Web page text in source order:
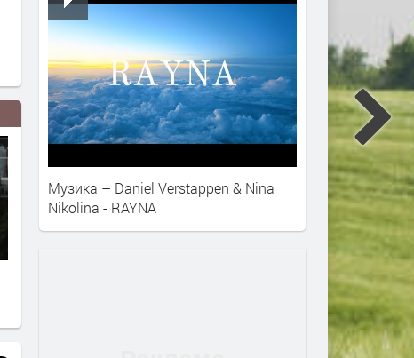
Kim Choreography
Музика – Daniel Verstappen & Nina
Nikolina - RAYNA